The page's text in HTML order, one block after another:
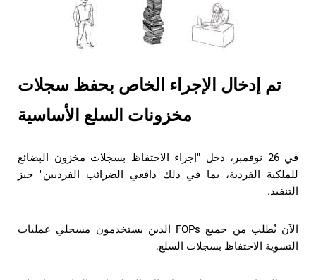
تم إدخال الإجراء الخاص بحفظ سجلات
مخزونات السلع الأساسية
في 26 نوفمبر، دخل "إجراء الاحتفاظ بسجلات مخزون البضائع
للملكية الفردية، بما في ذلك دافعي الضرائب الفرديين" حيز
التنفيذ.
الآن يُطلب من جميع FOPs الذين يستخدمون مسجلي عمليات
التسوية الاحتفاظ بسجلات السلع.